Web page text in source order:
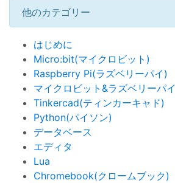
他のカテゴリー
はじめに
Micro:bit(マイクロビット)
Raspberry Pi(ラズベリーパイ)
マイクロビット&ラズベリーパイ
Tinkercad(ティンカーキャド)
Python(パイソン)
データベース
エディタ
Lua
Chromebook(クロームブック)